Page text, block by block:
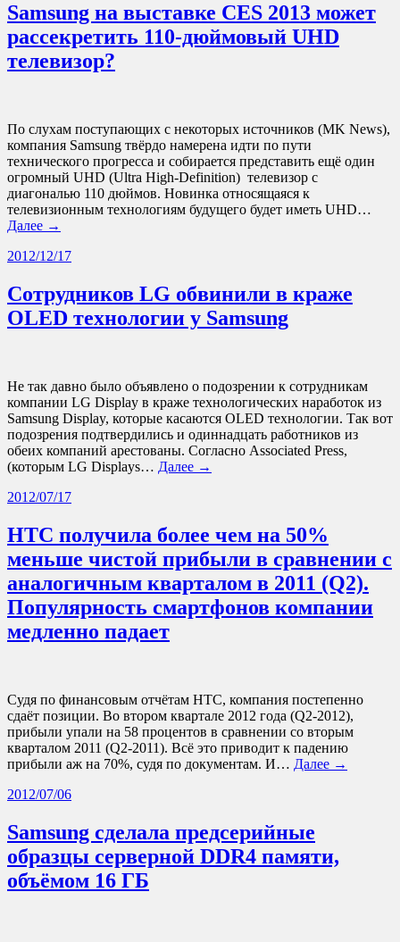
Samsung на выставке CES 2013 может
рассекретить 110-дюймовый UHD
телевизор?
По слухам поступающих с некоторых источников (MK News),
компания Samsung твёрдо намерена идти по пути
технического прогресса и собирается представить ещё один
огромный UHD (Ultra High-Definition) телевизор с
диагональю 110 дюймов. Новинка относящаяся к
телевизионным технологиям будущего будет иметь UHD…
Далее →
2012/12/17
Сотрудников LG обвинили в краже
OLED технологии у Samsung
Не так давно было объявлено о подозрении к сотрудникам
компании LG Display в краже технологических наработок из
Samsung Display, которые касаются OLED технологии. Так вот
подозрения подтвердились и одиннадцать работников из
обеих компаний арестованы. Согласно Associated Press,
(которым LG Displays… Далее →
2012/07/17
HTC получила более чем на 50%
меньше чистой прибыли в сравнении с
аналогичным кварталом в 2011 (Q2).
Популярность смартфонов компании
медленно падает
Судя по финансовым отчётам HTC, компания постепенно
сдаёт позиции. Во втором квартале 2012 года (Q2-2012),
прибыли упали на 58 процентов в сравнении со вторым
кварталом 2011 (Q2-2011). Всё это приводит к падению
прибыли аж на 70%, судя по документам. И… Далее →
2012/07/06
Samsung сделала предсерийные
образцы серверной DDR4 памяти,
объёмом 16 ГБ